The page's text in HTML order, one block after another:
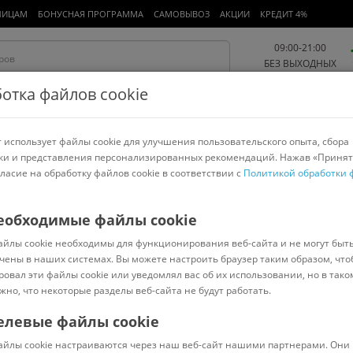
БОНУСНАЯ ПРОГРАММА САМОВЫВОЗ АКЦИИ КРЕДИТ 4%
09:00-21:00
БЕЗ ВЫХОДНЫХ
Работа и офис Авто и мото Детям и мамам Красота и
спорт
> Intex
очистки бассейна DELUXE 28003
Код: 684713
файлов cookie
файлы cookie для улучшения пользовательского опыта, сбора
и представления персонализированных рекомендаций. Нажав
на обработку файлов cookie в соответствии с Политикой обработки
файлы cookie
cookie необходимы для функционирования веб-сайта и не могут
в наших системах. Вы можете настроить браузер таким образом,
эти файлы cookie или уведомлял вас об их использовании, но в
что некоторые разделы веб-сайта не будут работать.
файлы cookie
cookie настраиваются через наш веб-сайт нашими партнерами. Они